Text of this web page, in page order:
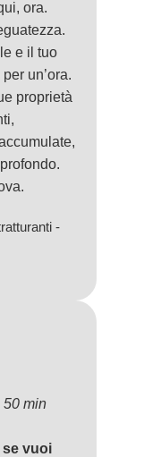
ora.
e il tuo
un’ora.
proprietà
50 min
vuoi